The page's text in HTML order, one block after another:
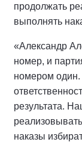
продолжать
выполнять
«Александр
номер, и
номером
результата.
наказы